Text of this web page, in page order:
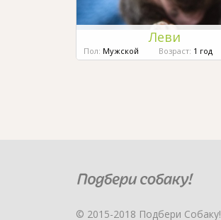
Леви
Пол: Мужской Возраст: 1 год
© 2015-2018 Подбери Собаку!